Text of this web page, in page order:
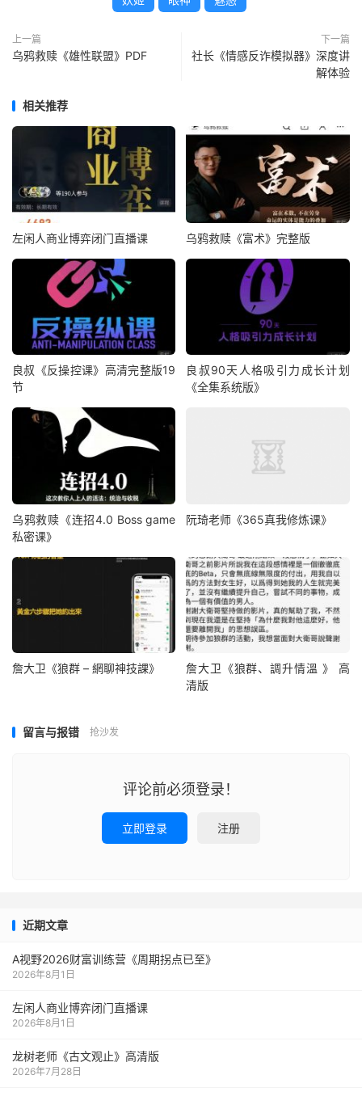
上一篇
乌鸦救赎《雄性联盟》PDF
下一篇
社长《情感反诈模拟器》深度讲
解体验
相关推荐
左闲人商业博弈闭门直播课 乌鸦救赎《富术》完整版
良叔《反操控课》高清完整版19
节
良叔90天人格吸引力成长计划
《全集系统版》
乌鸦救赎《连招4.0 Boss game
私密课》
阮琦老师《365真我修炼课》
詹大卫《狼群 – 網聊神技課》
詹大卫《狼群、調升情‬溫 》 高
清版
留言与报错 抢沙发
评论前必须登录！
立即登录 注册
近期文章
A视野2026财富训练营《周期拐点已至》
2026年8月1日
左闲人商业博弈闭门直播课
2026年8月1日
龙树老师《古文观止》高清版
2026年7月28日